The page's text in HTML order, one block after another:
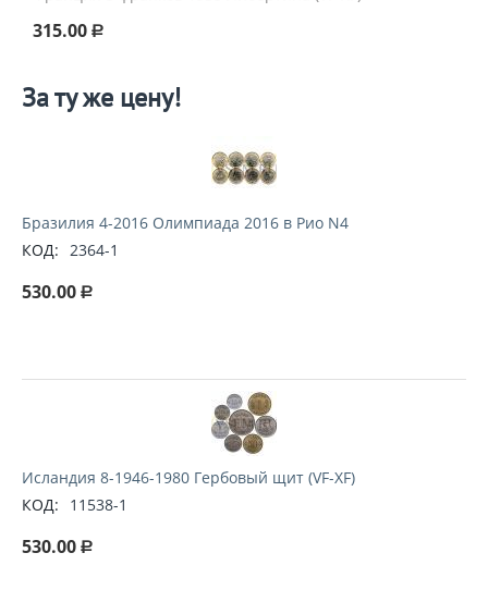
315.00 Р
За ту же цену!
Бразилия 4-2016 Олимпиада 2016 в Рио N4
КОД: 2364-1
530.00 Р
Исландия 8-1946-1980 Гербовый щит (VF-XF)
КОД:
11538-1
530.00 Р